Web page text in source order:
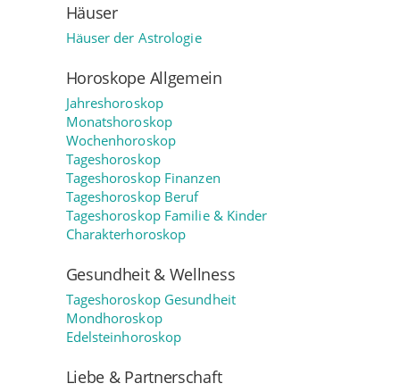
Häuser
Häuser der Astrologie
Horoskope Allgemein
Jahreshoroskop
Monatshoroskop
Wochenhoroskop
Tageshoroskop
Tageshoroskop Finanzen
Tageshoroskop Beruf
Tageshoroskop Familie & Kinder
Charakterhoroskop
Gesundheit & Wellness
Tageshoroskop Gesundheit
Mondhoroskop
Edelsteinhoroskop
Liebe & Partnerschaft